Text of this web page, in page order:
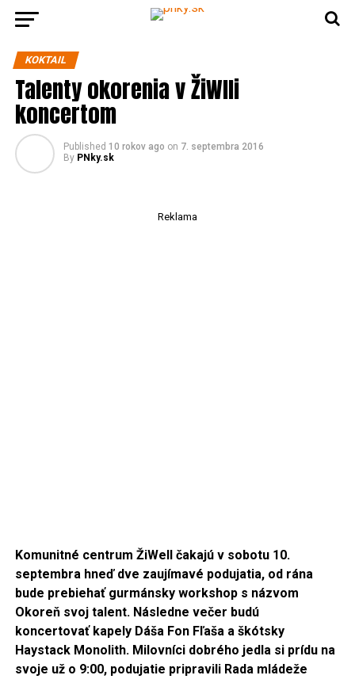
KOKTAIL
Talenty okorenia v ŽiWlli
koncertom
Published 10 rokov ago on 7. septembra 2016
By PNky.sk
Reklama
Komunitné centrum ŽiWell čakajú v sobotu 10.
septembra hneď dve zaujímavé podujatia, od rána
bude prebiehať gurmánsky workshop s názvom
Okoreň svoj talent. Následne večer budú
koncertovať kapely Dáša Fon Fľaša a škótsky
Haystack Monolith. Milovníci dobrého jedla si prídu na
svoje už o 9:00, podujatie pripravili Rada mládeže